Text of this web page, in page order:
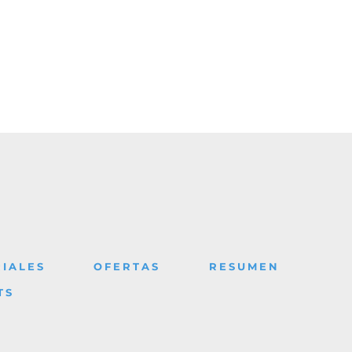
OFERTAS RESUMEN